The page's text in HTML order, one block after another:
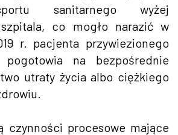
sanitarnego wyżej
co mogło narazić w
r. pacjenta przywiezionego
na bezpośrednie
utraty życia albo ciężkiego
czynności procesowe mające